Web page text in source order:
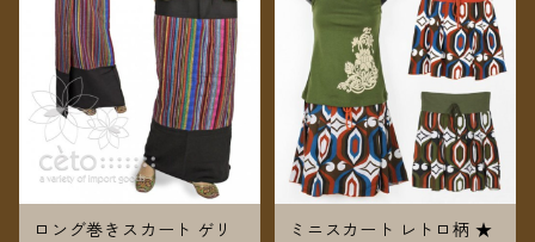
ロング巻きスカート ゲリ
ミニスカート レトロ柄 ★